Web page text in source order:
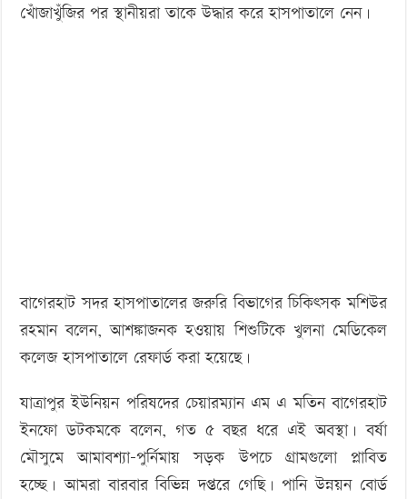
খোঁজাখুঁজির পর স্থানীয়রা তাকে উদ্ধার করে হাসপাতালে নেন।
বাগেরহাট সদর হাসপাতালের জরুরি বিভাগের চিকিৎসক মশিউর
রহমান বলেন, আশঙ্কাজনক হওয়ায় শিশুটিকে খুলনা মেডিকেল
কলেজ হাসপাতালে রেফার্ড করা হয়েছে।
যাত্রাপুর ইউনিয়ন পরিষদের চেয়ারম্যান এম এ মতিন বাগেরহাট
ইনফো ডটকমকে বলেন, গত ৫ বছর ধরে এই অবস্থা। বর্ষা
মৌসুমে আমাবশ্যা-পুর্নিমায় সড়ক উপচে গ্রামগুলো প্লাবিত
হচ্ছে। আমরা বারবার বিভিন্ন দপ্তরে গেছি। পানি উন্নয়ন বোর্ড